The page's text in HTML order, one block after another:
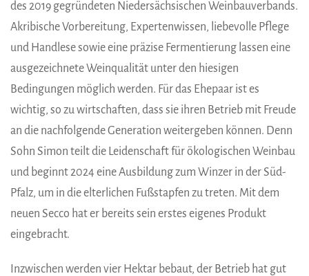
des 2019 gegründeten Niedersächsischen Weinbauverbands.
Akribische Vorbereitung, Expertenwissen, liebevolle Pflege
und Handlese sowie eine präzise Fermentierung lassen eine
ausgezeichnete Weinqualität unter den hiesigen
Bedingungen möglich werden. Für das Ehepaar ist es
wichtig, so zu wirtschaften, dass sie ihren Betrieb mit Freude
an die nachfolgende Generation weitergeben können. Denn
Sohn Simon teilt die Leidenschaft für ökologischen Weinbau
und beginnt 2024 eine Ausbildung zum Winzer in der Süd-
Pfalz, um in die elterlichen Fußstapfen zu treten. Mit dem
neuen Secco hat er bereits sein erstes eigenes Produkt
eingebracht.
Inzwischen werden vier Hektar bebaut, der Betrieb hat gut